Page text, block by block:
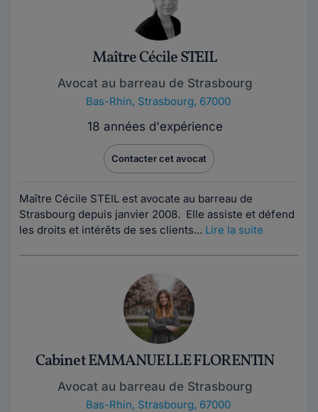
Maître Cécile STEIL
Avocat au barreau de Strasbourg
Bas-Rhin, Strasbourg, 67000
18 années d'expérience
Contacter cet avocat
Maître Cécile STEIL est avocate au barreau de
Strasbourg depuis janvier 2008. Elle assiste et défend
les droits et intérêts de ses clients... Lire la suite
Cabinet EMMANUELLE FLORENTIN
Avocat au barreau de Strasbourg
Bas-Rhin, Strasbourg, 67000